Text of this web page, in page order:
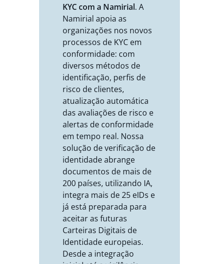
KYC com a Namirial. A
Namirial apoia as
organizações nos novos
processos de KYC em
conformidade: com
diversos métodos de
identificação, perfis de
risco de clientes,
atualização automática
das avaliações de risco e
alertas de conformidade
em tempo real. Nossa
solução de verificação de
identidade abrange
documentos de mais de
200 países, utilizando IA,
integra mais de 25 eIDs e
já está preparada para
aceitar as futuras
Carteiras Digitais de
Identidade europeias.
Desde a integração